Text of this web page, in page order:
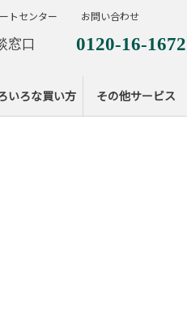
窓口 0120-16-1672
いろな買い方 その他サービス
トセンター お問い合わせ